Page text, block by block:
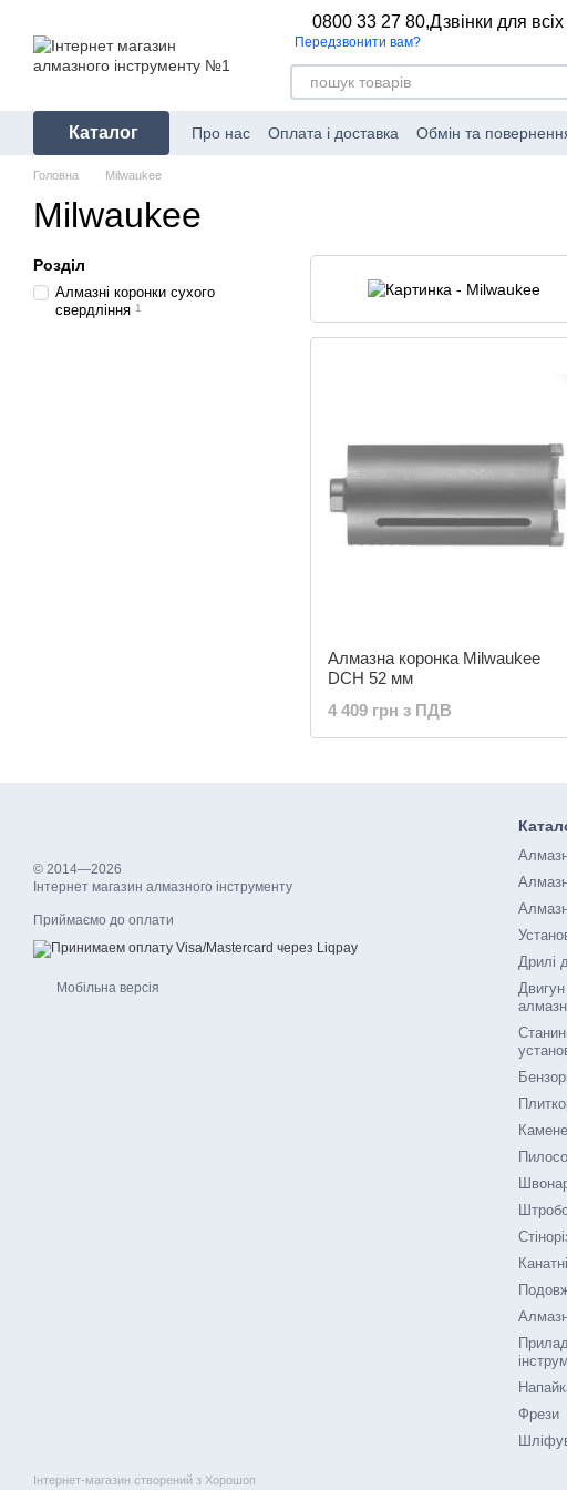
0800 33 27 80,Дзвінки для
Передзвонити вам?
Каталог Про нас Оплата і доставка Обмін та
Головна Milwaukee
Milwaukee
Алмазна коронка Milwaukee
DCH 52 мм
4 409 грн з ПДВ
Розділ
Алмазні коронки сухого
свердління 1
© 2014—2026
Інтернет магазин алмазного інструменту
Приймаємо до оплати
Мобільна версія
Інтернет-магазин створений з Хорошоп
Дрилі
Фрези